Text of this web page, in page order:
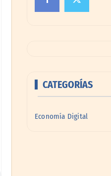
CATEGORÍAS
Economía Digital